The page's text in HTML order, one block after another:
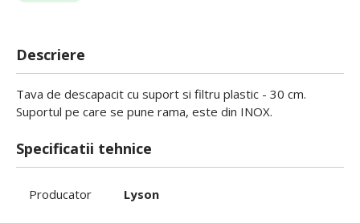
Descriere
Tava de descapacit cu suport si filtru plastic - 30 cm.
Suportul pe care se pune rama, este din INOX.
Specificatii tehnice
Producator Lyson